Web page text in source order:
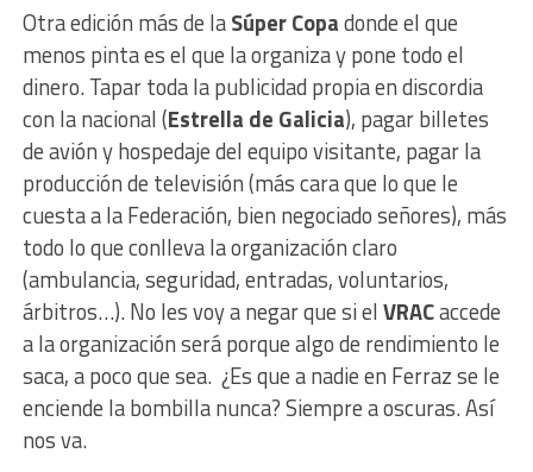
Otra edición más de laSúper Copadonde el que
menos pinta es el que la organiza y pone todo el
dinero. Tapar toda la publicidad propia en discordia
con la nacional (Estrella de Galicia), pagar billetes
de avión y hospedaje del equipo visitante, pagar la
producción de televisión (más cara que lo que le
cuesta a la Federación, bien negociado señores), más
todo lo que conlleva la organización claro
(ambulancia, seguridad, entradas, voluntarios,
árbitros…). No les voy a negar que si elVRACaccede
a la organización será porque algo de rendimiento le
saca, a poco que sea. ¿Es que a nadie en Ferraz se le
enciende la bombilla nunca? Siempre a oscuras. Así
nos va.